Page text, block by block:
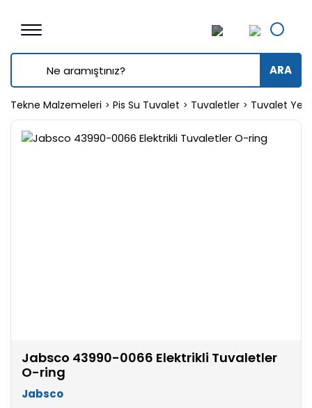
ARA
Tekne Malzemeleri Pis Su Tuvalet Tuvaletler Tuvalet
Jabsco 43990-0066 Elektrikli Tuvaletler
O-ring
Jabsco